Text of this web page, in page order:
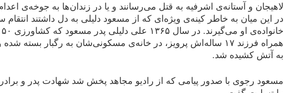
لاهیجان و آستانه‌ی اشرفیه به قتل می‌رسانند و یا در زندان‌ها به جوخه‌ی
در این میان به خاطر کینه‌‌ی ویژه‌ای که از مسعود دلیلی به دل داشتند انتقام
همراه فرزند ۱۷ ساله‌اش پرویز، در خانه‌ی مسکونی‌شان به رگبار بسته
به آتش کشیده شد.
مسعود رجوی با صدور پیامی که از رادیو مجاهد پخش شد شهادت پدر و